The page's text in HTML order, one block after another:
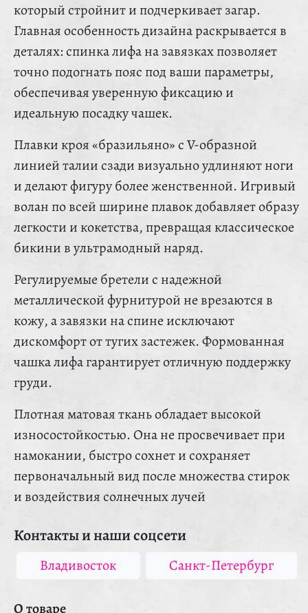
который стройнит и подчеркивает загар.
Главная особенность дизайна раскрывается в
деталях: спинка лифа на завязках позволяет
точно подогнать пояс под ваши параметры,
обеспечивая уверенную фиксацию и
идеальную посадку чашек.
Плавки кроя «бразильяно» с V-образной
линией талии сзади визуально удлиняют ноги
и делают фигуру более женственной. Игривый
волан по всей ширине плавок добавляет образу
легкости и кокетства, превращая классическое
бикини в ультрамодный наряд.
Регулируемые бретели с надежной
металлической фурнитурой не врезаются в
кожу, а завязки на спине исключают
дискомфорт от тугих застежек. Формованная
чашка лифа гарантирует отличную поддержку
груди.
Плотная матовая ткань обладает высокой
износостойкостью. Она не просвечивает при
намокании, быстро сохнет и сохраняет
первоначальный вид после множества стирок
и воздействия солнечных лучей
Контакты и наши соцсети
Владивосток Санкт-Петербург
О товаре